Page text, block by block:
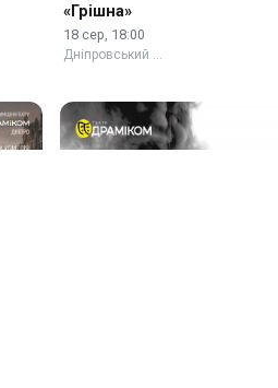
«Грішна»
18 сер, 18:00
Дніпровський …